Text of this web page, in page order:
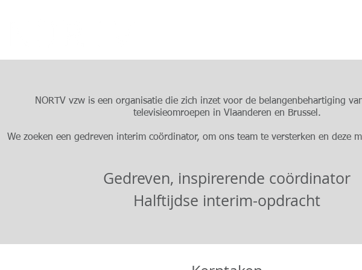
NORTV vzw is een organisatie die zich inzet voor de belangenbehartiging
televisieomroepen in Vlaanderen en Brussel.
We zoeken een gedreven interim coördinator, om ons team te versterken en deze
Gedreven, inspirerende coördinator
Halftijdse interim-opdracht